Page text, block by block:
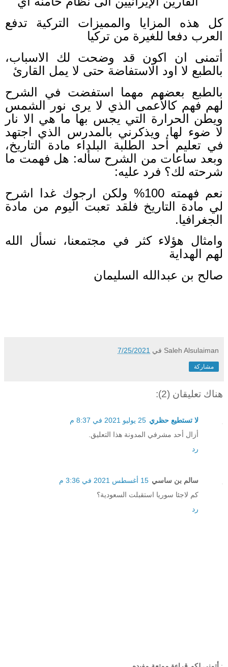
كل هذه المزايا والمميزات التركية تدفع
العرب دفعا للغيرة من تركيا
أتمنى ان اكون قد وضحت لك الاسباب،
بالطبع لا اود الاستفاضة حتى لا يمل القارئ
بالطبع بعضهم مهما استفضت في الشرح
لهم فهم كالأعمى الذي لا يرى نور الشمس
ويطن الحرارة التي يجس بها ما هي الا نار
لا ضوء لها. ويذكرني بالمدرس الذي اجتهد
في تعليم أحد الطلبة البلداء مادة التاريخ،
وبعد ساعات من الشرح سأله: هل فهمت ما
شرحته لك؟ فرد عليه:
نعم فهمته 100% ولكن ارجوك غدا اشرح
لي مادة التاريخ فلقد تعبت اليوم من مادة
الجغرافيا.
وامثال هؤلاء كثر في مجتمعنا، نسأل الله
لهم الهداية
صالح بن عبدالله السليمان
Saleh Alsulaiman في 7/25/2021
مشاركة
هناك تعليقان (2):
لا تستطيع حظري 25 يوليو 2021 في 8:37 م
أزال أحد مشرفي المدونة هذا التعليق.
رد
سالم بن ساسي 15 أغسطس 2021 في 3:36 م
كم لاجئا سوريا استقبلت السعودية؟
رد